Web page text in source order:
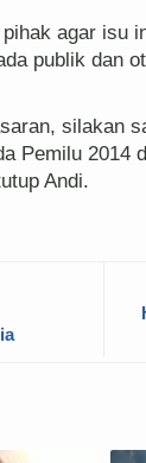
agar isu
publik dan
silakan
Pemilu 2014
Andi.